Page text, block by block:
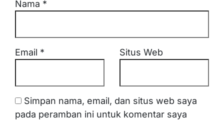
Nama *
Email * Situs Web
Simpan nama, email, dan situs web saya
pada peramban ini untuk komentar saya